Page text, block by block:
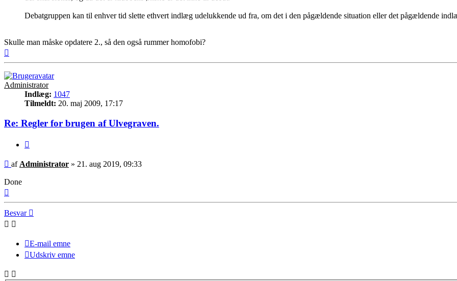
Debatgruppen kan til enhver tid slette ethvert indlæg udelukkende ud fra, om det i den pågældende situation eller det pågældende
Skulle man måske opdatere 2., så den også rummer homofobi?
Administrator
Indlæg: 1047
Tilmeldt: 20. maj 2009, 17:17
Re: Regler for brugen af Ulvegraven.
Indlæg
af Administrator » 21. aug 2019, 09:33
Done
Besvar
E-mail emne
Udskriv emne